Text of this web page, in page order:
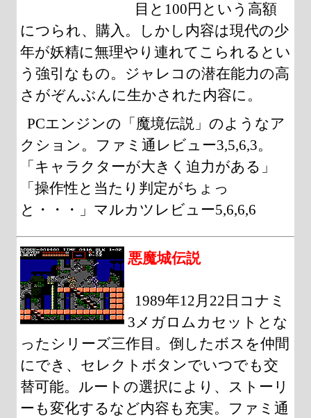
目と100円という高額
につられ、購入。しかし内容は現代の少
年が妖精に無理やり連れてこられるとい
う強引なもの。ジャレコの潜在能力の高
さがぞんぶんに生かされた内容に。
PCエンジンの「魔境伝説」のようなア
クション。ファミ通レビュー3,5,6,3。
「キャラクターが大きく迫力がある」
「操作性と当たり判定がちょっ
と・・・」マルカツレビュー5,6,6,6
悪魔城伝説
1989年12月22日コナミ
3メガロムカセットとな
ったシリーズ三作目。倒したボスを仲間
にでき、セレクトボタンでいつでも交
替可能。ルートの選択により、ストーリ
ーも変化するなど内容も充実。ファミ通